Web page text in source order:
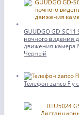
GUUDGO GD-
ночного видения
движения камера
Черный
Телефон zanco Fly